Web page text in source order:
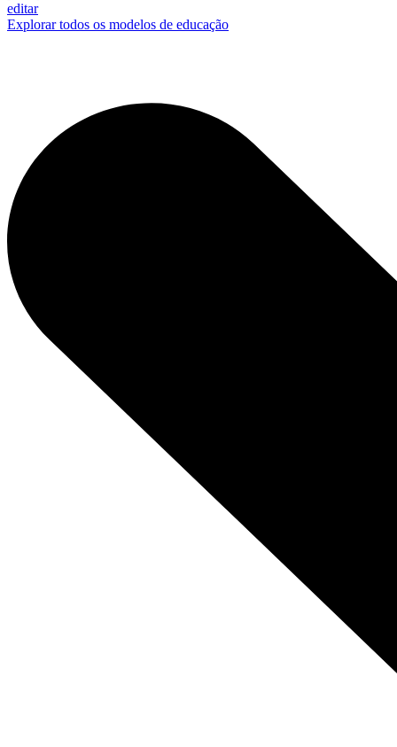
editar
Explorar todos os modelos de educação